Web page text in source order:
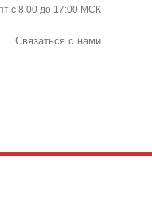
с 8:00 до 17:00 МСК
Связаться с нами